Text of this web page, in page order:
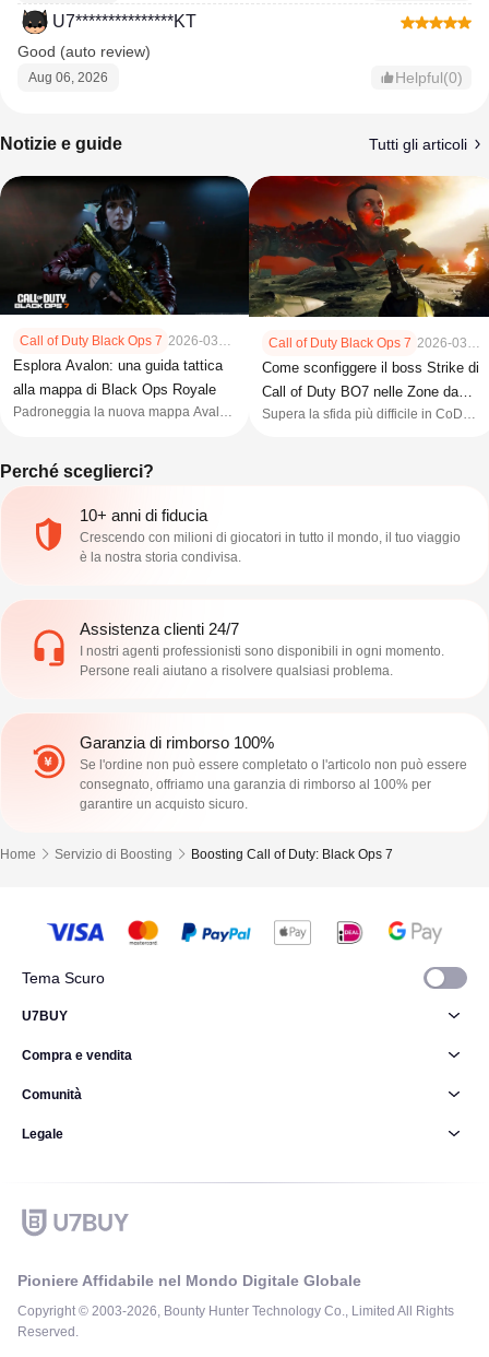
U7***************KT
Good (auto review)
Aug 06, 2026 Helpful(0)
Notizie e guide Tutti gli articoli
Call of Duty Black Ops 7 2026-03-13
Esplora Avalon: una guida tattica
alla mappa di Black Ops Royale
Padroneggia la nuova mappa Avalon
Stadio Trinity al Golf Club — e le
principali zone di sopravvivenza in
questa guida tattica.
Call of Duty Black Ops 7
Come sconfiggere il boss Strike di
Call of Duty BO7 nelle Zone da
Incubo
Supera la sfida più difficile in CoD
Perché sceglierci?
10+ anni di fiducia
Crescendo con milioni di giocatori in tutto il mondo, il tuo viaggio
è la nostra storia condivisa.
Assistenza clienti 24/7
I nostri agenti professionisti sono disponibili in ogni momento.
Persone reali aiutano a risolvere qualsiasi problema.
Garanzia di rimborso 100%
Se l'ordine non può essere completato o l'articolo non può essere
consegnato, offriamo una garanzia di rimborso al 100% per
garantire un acquisto sicuro.
Home Servizio di Boosting Boosting Call of Duty: Black Ops 7
Tema Scuro
Pioniere Affidabile nel Mondo Digitale Globale
Copyright © 2003-2026, Bounty Hunter Technology Co., Limited All Rights
Reserved.
U7BUY
Compra e vendita
Comunità
Legale